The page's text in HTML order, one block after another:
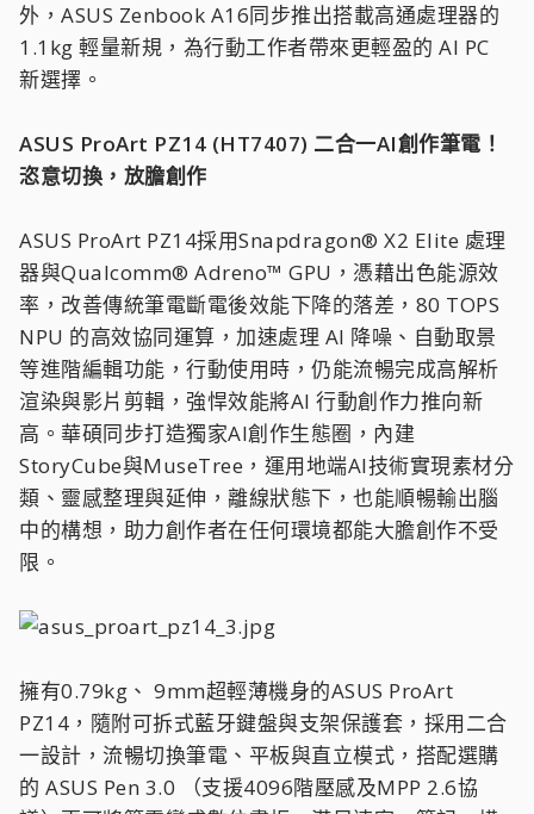
外，ASUS Zenbook A16同步推出搭載高通處理器的
1.1kg 輕量新規，為行動工作者帶來更輕盈的 AI PC
新選擇。
ASUS ProArt PZ14 (HT7407) 二合一AI創作筆電！
恣意切換，放膽創作
ASUS ProArt PZ14採用Snapdragon® X2 Elite 處理
器與Qualcomm® Adreno™ GPU，憑藉出色能源效
率，改善傳統筆電斷電後效能下降的落差，80 TOPS
NPU 的高效協同運算，加速處理 AI 降噪、自動取景
等進階編輯功能，行動使用時，仍能流暢完成高解析
渲染與影片剪輯，強悍效能將AI 行動創作力推向新
高。華碩同步打造獨家AI創作生態圈，內建
StoryCube與MuseTree，運用地端AI技術實現素材分
類、靈感整理與延伸，離線狀態下，也能順暢輸出腦
中的構想，助力創作者在任何環境都能大膽創作不受
限。
擁有0.79kg、 9mm超輕薄機身的ASUS ProArt
PZ14，隨附可拆式藍牙鍵盤與支架保護套，採用二合
一設計，流暢切換筆電、平板與直立模式，搭配選購
的 ASUS Pen 3.0 （支援4096階壓感及MPP 2.6協